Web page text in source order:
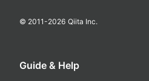
© 2011-2026 Qiita Inc.
Guide & Help